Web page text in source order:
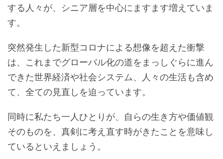
する人々が、シニア層を中心にますます増えていま
す。
突然発生した新型コロナによる想像を超えた衝撃
は、これまでグローバル化の道をまっしぐらに進ん
できた世界経済や社会システム、人々の生活も含め
て、全ての見直しを迫っています。
同時に私たち一人ひとりが、自らの生き方や価値観
そのものを、真剣に考え直す時がきたことを意味し
ているといえましょう。